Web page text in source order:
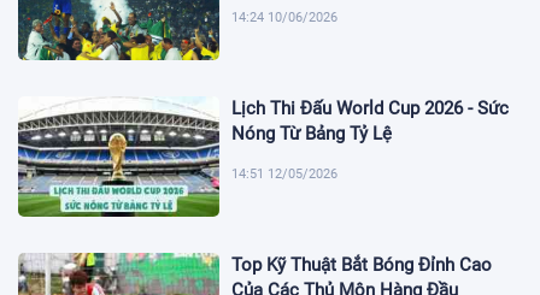
14:24 10/06/2026
Lịch Thi Đấu World Cup 2026 - Sức
Nóng Từ Bảng Tỷ Lệ
14:51 12/05/2026
Top Kỹ Thuật Bắt Bóng Đỉnh Cao
Của Các Thủ Môn Hàng Đầu